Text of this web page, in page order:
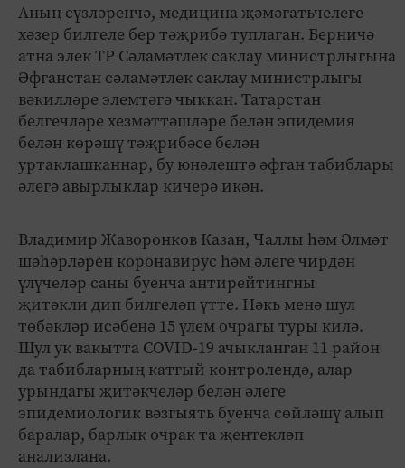
Аның сүзләренчә, медицина җәмәгатьчелеге
хәзер билгеле бер тәҗрибә туплаган. Берничә
атна элек ТР Сәламәтлек саклау министрлыгына
Әфганстан сәламәтлек саклау министрлыгы
вәкилләре элемтәгә чыккан. Татарстан
белгечләре хезмәттәшләре белән эпидемия
белән көрәшү тәҗрибәсе белән
уртаклашканнар, бу юнәлештә әфган табиблары
әлегә авырлыклар кичерә икән.
Владимир Жаворонков Казан, Чаллы һәм Әлмәт
шәһәрләрен коронавирус һәм әлеге чирдән
үлүчеләр саны буенча антирейтингны
җитәкли дип билгеләп үтте. Нәкь менә шул
төбәкләр исәбенә 15 үлем очрагы туры килә.
Шул ук вакытта COVID-19 ачыкланган 11 район
да табибларның катгый контролендә, алар
урындагы җитәкчеләр белән әлеге
эпидемиологик вәзгыять буенча сөйләшү алып
баралар, барлык очрак та җентекләп
анализлана.